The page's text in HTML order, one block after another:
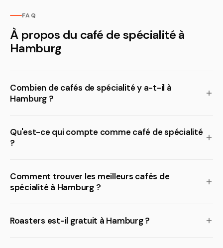
FAQ
À propos du café de spécialité à
Hamburg
Combien de cafés de spécialité y a-t-il à
Hamburg ?
Qu'est-ce qui compte comme café de spécialité
?
Comment trouver les meilleurs cafés de
spécialité à Hamburg ?
Roasters est-il gratuit à Hamburg ?